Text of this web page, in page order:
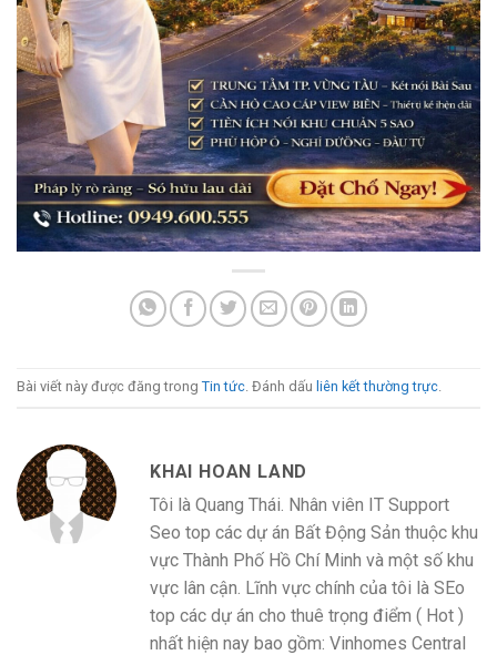
Bài viết này được đăng trong Tin tức. Đánh dấu liên kết thường trực.
KHAI HOAN LAND
Tôi là Quang Thái. Nhân viên IT Support
Seo top các dự án Bất Động Sản thuộc khu
vực Thành Phố Hồ Chí Minh và một số khu
vực lân cận. Lĩnh vực chính của tôi là SEo
top các dự án cho thuê trọng điểm ( Hot )
nhất hiện nay bao gồm: Vinhomes Central